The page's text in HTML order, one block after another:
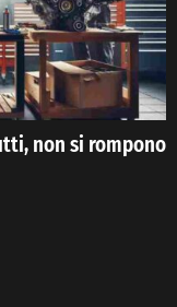
non si rompono